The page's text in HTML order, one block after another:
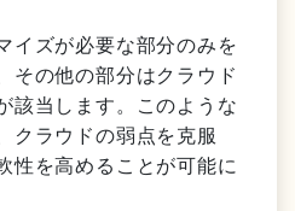
イズが必要な部分のみを
その他の部分はクラウド
該当します。このような
クラウドの弱点を克服
性を高めることが可能に